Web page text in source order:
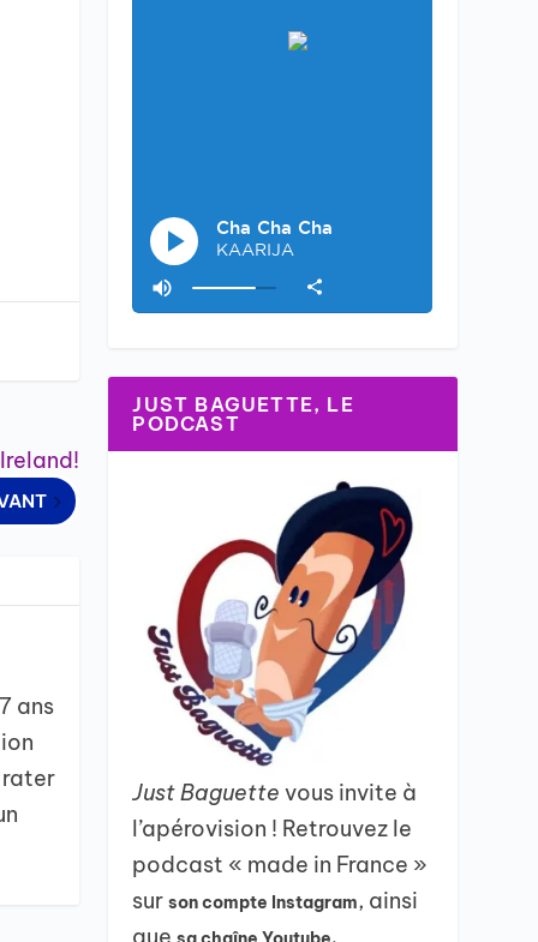
ans
rater
JUST BAGUETTE, LE
PODCAST
Just Baguettevous invite à
l’apérovision ! Retrouvez le
podcast « made in France »
surson compte Instagram, ainsi